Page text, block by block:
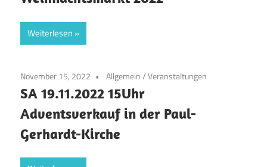
Weiterlesen
November 15, 2022 Allgemein/Veranstaltungen
SA 19.11.2022 15Uhr
Adventsverkauf in der Paul-
Gerhardt-Kirche